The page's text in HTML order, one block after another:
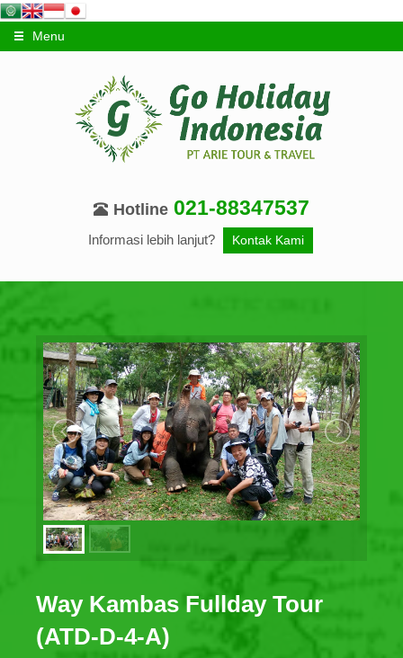
Menu
Hotline 021-88347537
Informasi lebih lanjut? Kontak Kami
Way Kambas Fullday Tour
(ATD-D-4-A)